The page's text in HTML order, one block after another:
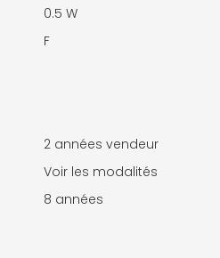
0.5 W
F
2 années vendeur
Voir les modalités
8 années